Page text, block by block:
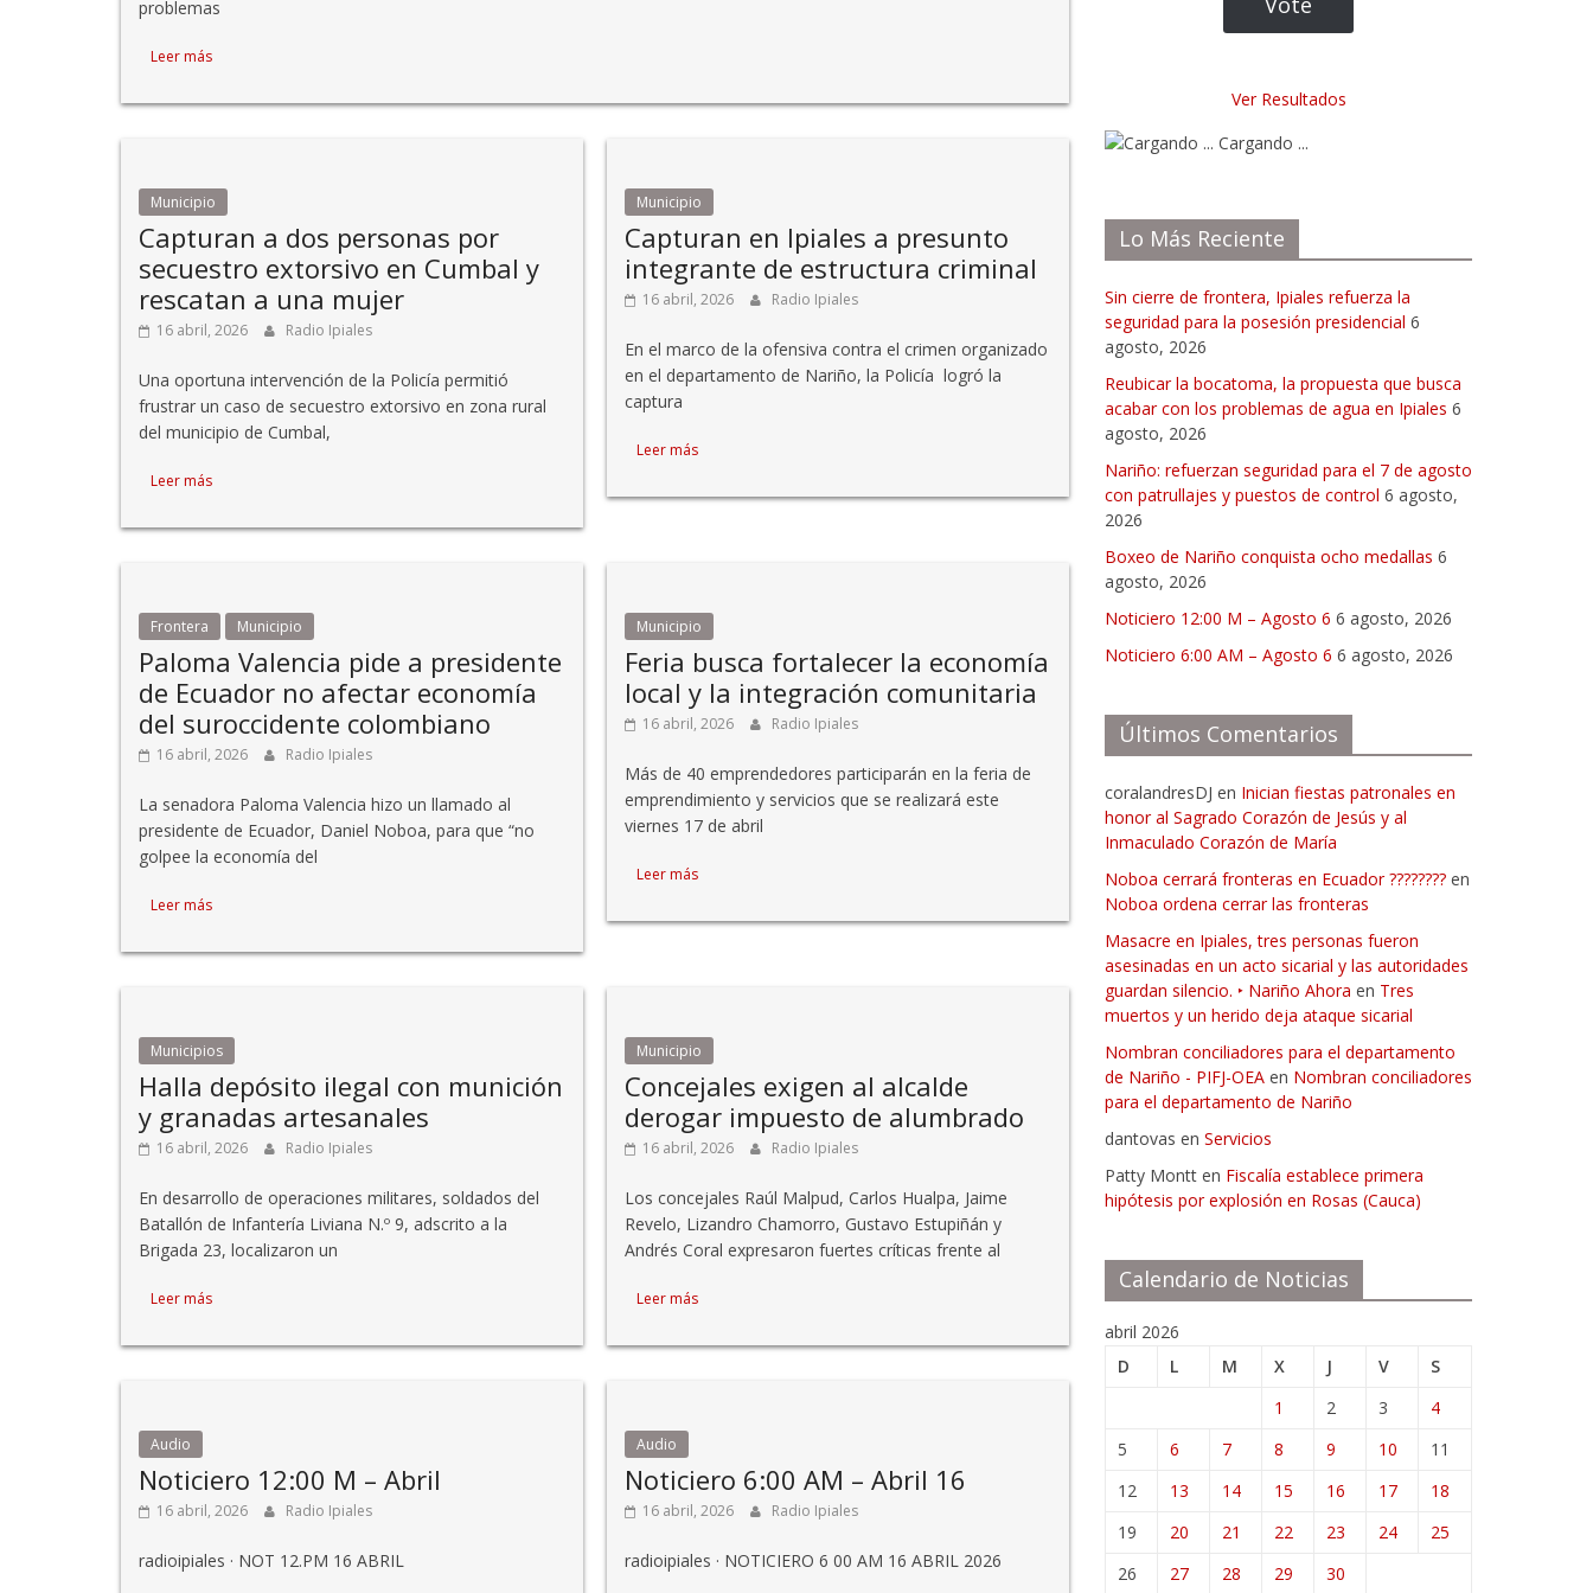
problemas
Leer más
Municipio
Capturan a dos personas por
secuestro extorsivo en Cumbal y
rescatan a una mujer
16 abril, 2026 Radio Ipiales
Una oportuna intervención de la Policía permitió
frustrar un caso de secuestro extorsivo en zona rural
del municipio de Cumbal,
Leer más
Municipio
Capturan en Ipiales a presunto
integrante de estructura criminal
16 abril, 2026 Radio Ipiales
En el marco de la ofensiva contra el crimen organizado
en el departamento de Nariño, la Policía logró la
captura
Leer más
Frontera Municipio
Paloma Valencia pide a presidente
de Ecuador no afectar economía
del suroccidente colombiano
16 abril, 2026 Radio Ipiales
La senadora Paloma Valencia hizo un llamado al
presidente de Ecuador, Daniel Noboa, para que “no
golpee la economía del
Leer más
Municipio
Feria busca fortalecer la economía
local y la integración comunitaria
16 abril, 2026 Radio Ipiales
Más de 40 emprendedores participarán en la feria de
emprendimiento y servicios que se realizará este
viernes 17 de abril
Leer más
Municipios
Halla depósito ilegal con munición
y granadas artesanales
16 abril, 2026 Radio Ipiales
En desarrollo de operaciones militares, soldados del
Batallón de Infantería Liviana N.º 9, adscrito a la
Brigada 23, localizaron un
Leer más
Municipio
Concejales exigen al alcalde
derogar impuesto de alumbrado
16 abril, 2026 Radio Ipiales
Los concejales Raúl Malpud, Carlos Hualpa, Jaime
Revelo, Lizandro Chamorro, Gustavo Estupiñán y
Andrés Coral expresaron fuertes críticas frente al
Leer más
Audio
Noticiero 12:00 M – Abril
16 abril, 2026 Radio Ipiales
radioipiales · NOT 12.PM 16 ABRIL
Audio
Noticiero 6:00 AM – Abril 16
16 abril, 2026 Radio Ipiales
radioipiales · NOTICIERO 6 00 AM 16 ABRIL 2026
Ver Resultados
Cargando ...
Lo Más Reciente
Sin cierre de frontera, Ipiales refuerza la
seguridad para la posesión presidencial 6
agosto, 2026
Reubicar la bocatoma, la propuesta que busca
acabar con los problemas de agua en Ipiales 6
agosto, 2026
Nariño: refuerzan seguridad para el 7 de agosto
con patrullajes y puestos de control 6 agosto,
2026
Boxeo de Nariño conquista ocho medallas 6
agosto, 2026
Noticiero 12:00 M – Agosto 6 6 agosto, 2026
Noticiero 6:00 AM – Agosto 6 6 agosto, 2026
Últimos Comentarios
coralandresDJ en Inician fiestas patronales en
honor al Sagrado Corazón de Jesús y al
Inmaculado Corazón de María
Noboa cerrará fronteras en Ecuador ???????? en
Noboa ordena cerrar las fronteras
Masacre en Ipiales, tres personas fueron
asesinadas en un acto sicarial y las autoridades
guardan silencio. ‣ Nariño Ahora en Tres
muertos y un herido deja ataque sicarial
Nombran conciliadores para el departamento
de Nariño - PIFJ-OEA en Nombran conciliadores
para el departamento de Nariño
dantovas en Servicios
Patty Montt en Fiscalía establece primera
hipótesis por explosión en Rosas (Cauca)
Calendario de Noticias
abril 2026
D
L M X J V
S
1
2 3
4
5
6 7 8 9 10
11
12
13 14 15 16 17
18
19
20 21 22 23 24
25
26
27 28 29 30